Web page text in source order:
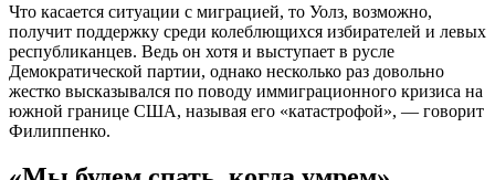
Что касается ситуации с миграцией, то Уолз, возможно,
получит поддержку среди колеблющихся избирателей и левых
республиканцев. Ведь он хотя и выступает в русле
Демократической партии, однако несколько раз довольно
жестко высказывался по поводу иммиграционного кризиса на
южной границе США, называя его «катастрофой», — говорит
Филиппенко.